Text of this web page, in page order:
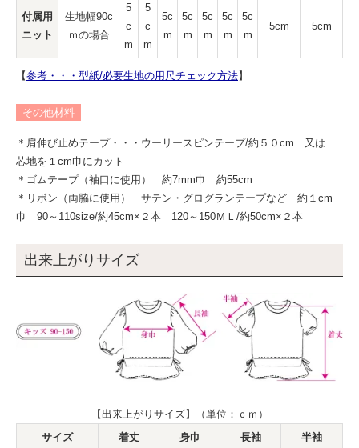
付属用
ニット
生地幅90c
ｍの場合
5
c
m
5
c
m
5c
m
5c
m
5c
m
5c
m
5c
m
5cm 5cm
【参考・・・型紙/必要生地の用尺チェック方法】
その他材料
＊肩伸び止めテープ・・・ウーリースピンテープ/約５０cm 又は
芯地を１cm巾にカット
＊ゴムテープ（袖口に使用） 約7mm巾 約55cm
＊リボン（両脇に使用） サテン・グログランテープなど 約１cm
巾 90～110size/約45cm×２本 120～150ＭＬ/約50cm×２本
出来上がりサイズ
【出来上がりサイズ】（単位：ｃｍ）
サイズ
着丈 身巾 長袖 半袖